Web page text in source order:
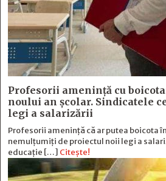
Profesorii amenință cu
noului an școlar. Sindicatele
legi a salarizării
Profesorii amenință că ar putea boicota
nemulțumiți de proiectul noii legi a
educație […] Citește!